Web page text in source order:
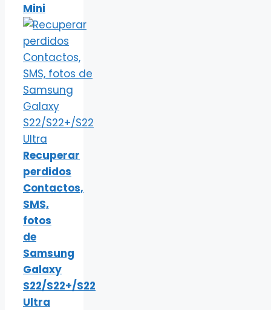
Mini
Recuperar
perdidos
Contactos,
SMS,
fotos
de
Samsung
Galaxy
S22/S22+/S22
Ultra